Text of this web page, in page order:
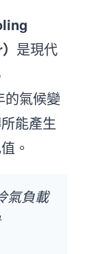
是現代
的氣候變
能產生
。
氣負載